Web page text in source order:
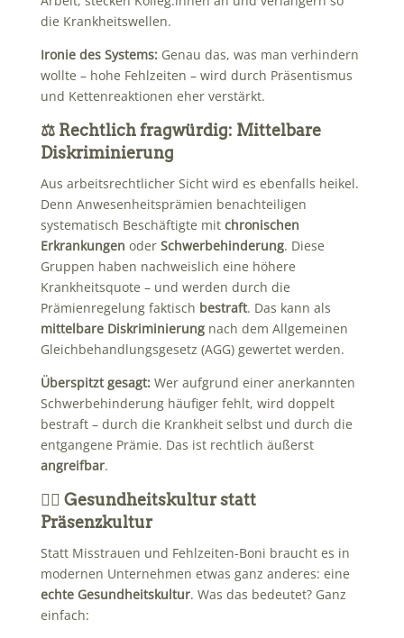
die Krankheitswellen.
Ironie des Systems:Genau das, was man verhindern
wollte – hohe Fehlzeiten – wird durch Präsentismus
und Kettenreaktionen eher verstärkt.
⚖️ Rechtlich fragwürdig: Mittelbare
Diskriminierung
Aus arbeitsrechtlicher Sicht wird es ebenfalls heikel.
Denn Anwesenheitsprämien benachteiligen
systematisch Beschäftigte mit chronischen
Erkrankungen oder Schwerbehinderung. Diese
Gruppen haben nachweislich eine höhere
Krankheitsquote – und werden durch die
Prämienregelung faktisch bestraft. Das kann als
mittelbare Diskriminierungnach dem Allgemeinen
Gleichbehandlungsgesetz (AGG) gewertet werden.
Überspitzt gesagt:Wer aufgrund einer anerkannten
Schwerbehinderung häufiger fehlt, wird doppelt
bestraft – durch die Krankheit selbst und durch die
entgangene Prämie. Das ist rechtlich äußerst
angreifbar.
🏃‍♀️ Gesundheitskultur statt
Präsenzkultur
Statt Misstrauen und Fehlzeiten-Boni braucht es in
modernen Unternehmen etwas ganz anderes: eine
echte Gesundheitskultur. Was das bedeutet? Ganz
einfach: